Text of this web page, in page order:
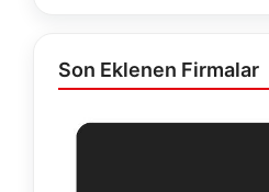
Son Eklenen Firmalar